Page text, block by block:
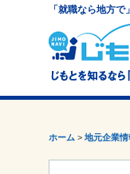
「就職なら地方
ホーム > 地元企業情